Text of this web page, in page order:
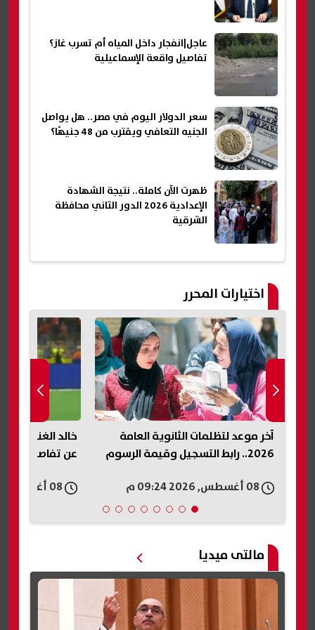
عاجل|انفجار داخل المياه أم تسرب غاز؟
تفاصيل واقعة الإسماعيلية
سعر الدولار اليوم في مصر.. هل يواصل
الجنيه التعافي ويقترب من 48 جنيهًا؟
ظهرت الآن كاملة.. نتيجة الشهادة
الإعدادية 2026 الدور الثاني محافظة
الشرقية
اختيارات المحرر
آخر موعد لتظلمات الثانوية العامة
2026.. رابط التسجيل وقيمة الرسوم
خالد الغندور
عن تفاصيل عقد
مالتى ميديا